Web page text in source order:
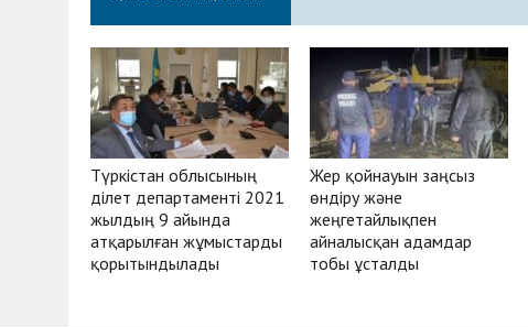
Түркістан облысының
Әділет департаменті 2021
жылдың 9 айында
атқарылған жұмыстарды
қорытындылады
Жер қойнауын заңсыз
өндіру және
жеңгетайлықпен
айналысқан адамдар
тобы ұсталды